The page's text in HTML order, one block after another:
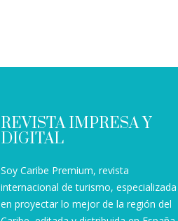
REVISTA IMPRESA Y
DIGITAL
Soy Caribe Premium, revista
internacional de turismo, especializada
en proyectar lo mejor de la región del